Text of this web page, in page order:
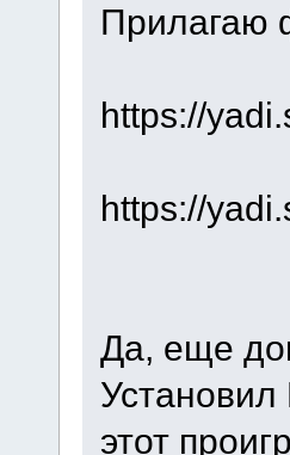
Прилагаю
https://
https://
Да, еще
Установил
этот